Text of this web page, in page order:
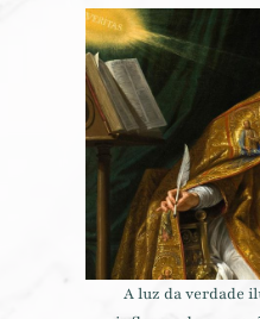
A luz da verdade